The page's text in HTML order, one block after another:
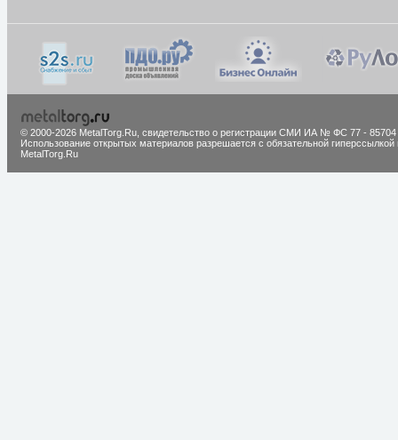
© 2000-2026 MetalTorg.Ru, cвидетельство о регистрации СМИ ИА № ФС 77 - 85704
Использование открытых материалов разрешается с обязательной гиперссылкой
MetalTorg.Ru